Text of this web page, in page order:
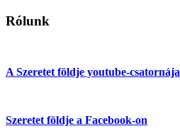
Rólunk
A Szeretet földje youtube-csatornája
Szeretet földje a Facebook-on